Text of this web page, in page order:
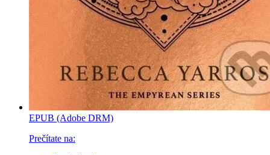
EPUB (Adobe DRM)
Prečítate na: